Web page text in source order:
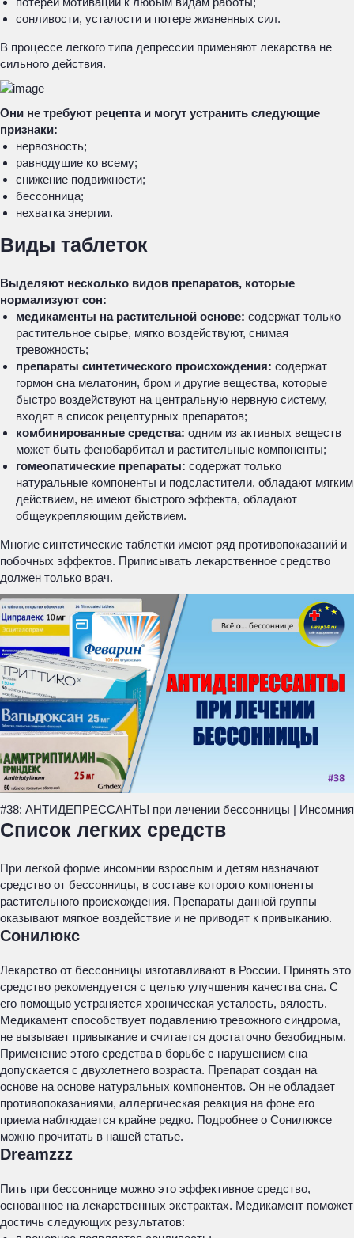
сонливости, усталости и потере жизненных сил.
В процессе легкого типа депрессии применяют лекарства не
сильного действия.
Они не требуют рецепта и могут устранить следующие
признаки:
нервозность;
равнодушие ко всему;
снижение подвижности;
бессонница;
нехватка энергии.
Виды таблеток
Выделяют несколько видов препаратов, которые
нормализуют сон:
медикаменты на растительной основе: содержат только
растительное сырье, мягко воздействуют, снимая
тревожность;
препараты синтетического происхождения: содержат
гормон сна мелатонин, бром и другие вещества, которые
быстро воздействуют на центральную нервную систему,
входят в список рецептурных препаратов;
комбинированные средства: одним из активных веществ
может быть фенобарбитал и растительные компоненты;
гомеопатические препараты: содержат только
натуральные компоненты и подсластители, обладают мягким
действием, не имеют быстрого эффекта, обладают
общеукрепляющим действием.
Многие синтетические таблетки имеют ряд противопоказаний и
побочных эффектов. Приписывать лекарственное средство
должен только врач.
#38: АНТИДЕПРЕССАНТЫ при лечении бессонницы | Инсомния
Список легких средств
При легкой форме инсомнии взрослым и детям назначают
средство от бессонницы, в составе которого компоненты
растительного происхождения. Препараты данной группы
оказывают мягкое воздействие и не приводят к привыканию.
Сонилюкс
Лекарство от бессонницы изготавливают в России. Принять это
средство рекомендуется с целью улучшения качества сна. С
его помощью устраняется хроническая усталость, вялость.
Медикамент способствует подавлению тревожного синдрома,
не вызывает привыкание и считается достаточно безобидным.
Применение этого средства в борьбе с нарушением сна
допускается с двухлетнего возраста. Препарат создан на
основе на основе натуральных компонентов. Он не обладает
противопоказаниями, аллергическая реакция на фоне его
приема наблюдается крайне редко. Подробнее о Сонилюксе
можно прочитать в нашей статье.
Dreamzzz
Пить при бессоннице можно это эффективное средство,
основанное на лекарственных экстрактах. Медикамент поможет
достичь следующих результатов: